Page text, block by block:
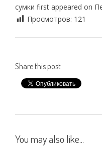
сумки first appeared on
Просмотров: 121
Share this post
You may also like...